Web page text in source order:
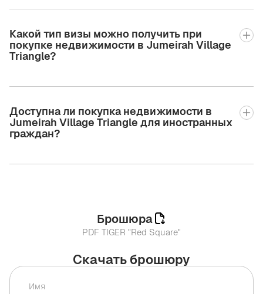
Какой тип визы можно получить при
покупке недвижимости в Jumeirah Village
Triangle?
Доступна ли покупка недвижимости в
Jumeirah Village Triangle для иностранных
граждан?
Скачать брошюру
Брошюра
PDF TIGER "Red Square"